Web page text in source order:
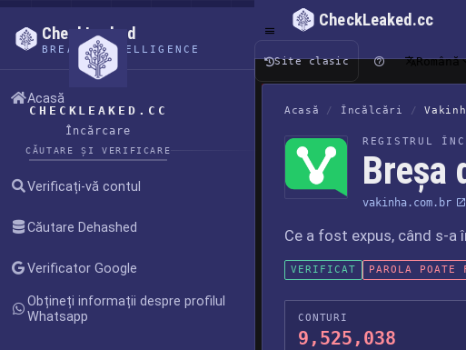
CHECKLEAKED.CC
Încărcare
CheckLeaked
BREACH INTELLIGENCE
Acasă
CĂUTARE ȘI VERIFICARE
Verificați-vă contul
Căutare Dehashed
Verificator Google
Obțineți informații despre profilul
Whatsapp
CheckLeaked.cc
Site clasic Română
Acasă / Încălcări /
REGISTRUL
Breșa
vakinha.com.br
Ce a fost expus, când s-
VERIFICAT PAROLA
CONTURI
9,525,038